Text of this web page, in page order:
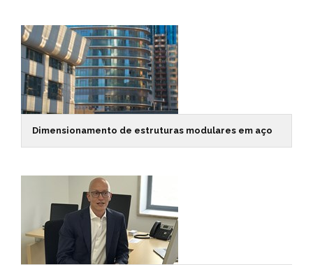
Dimensionamento de estruturas modulares em aço